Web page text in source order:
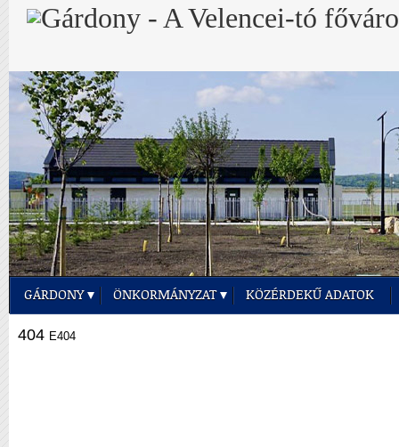
GÁRDONY ÖNKORMÁNYZAT KÖZÉRDEKŰ ADATOK
404 E404